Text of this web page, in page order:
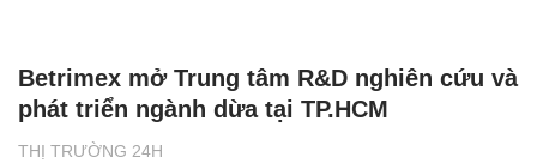
THỊ TRƯỜNG 24H
Betrimex mở Trung tâm R&D nghiên cứu và
phát triển ngành dừa tại TP.HCM